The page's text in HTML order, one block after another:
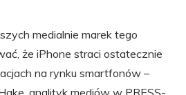
medialnie marek tego
że iPhone straci ostatecznie
na rynku smartfonów –